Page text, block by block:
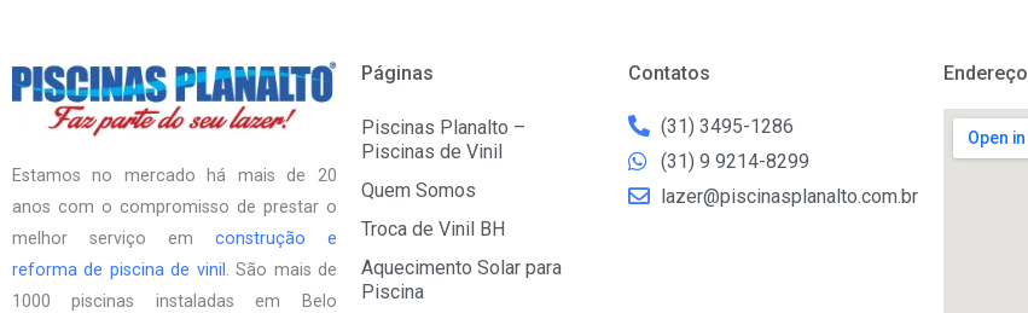
Estamos no mercado há mais de 20
anos com o compromisso de prestar o
melhor serviço em construção e
reforma de piscina de vinil . São mais de
1000 piscinas instaladas em Belo
Páginas
Piscinas Planalto –
Piscinas de Vinil
Quem Somos
Troca de Vinil BH
Aquecimento Solar para
Piscina
Contatos
(31) 3495-1286
(31) 9 9214-8299
lazer@piscinasplanalto.com.br
Endereço